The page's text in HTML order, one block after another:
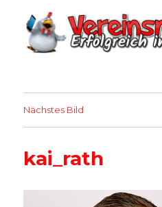
Nächstes Bild
kai_rath